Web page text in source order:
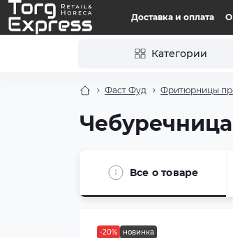
Доставка и оплата О
Категории
Фаст Фуд Фритюрницы
Чебуречница
Все о товаре
-20% новинка